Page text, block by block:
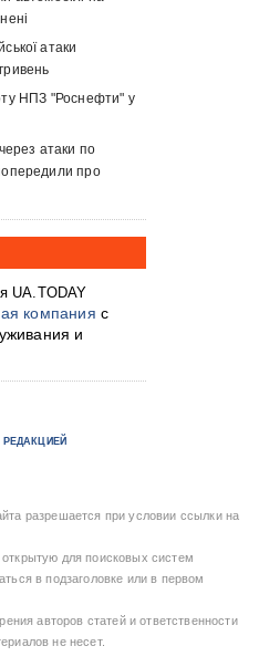
атаки
НПЗ "Роснефти" у
атаки по
про
UA.TODAY
компания с
и
разрешается при условии ссылки на
для поисковых систем
в подзаголовке или в первом
авторов статей и ответственности
не несет.